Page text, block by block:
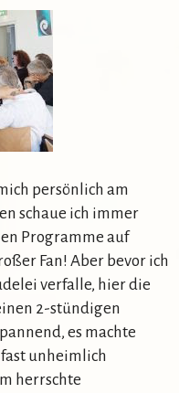
persönlich am
schaue ich immer
Programme auf
Fan! Aber bevor ich
verfalle, hier die
2-stündigen
es machte
unheimlich
herrschte